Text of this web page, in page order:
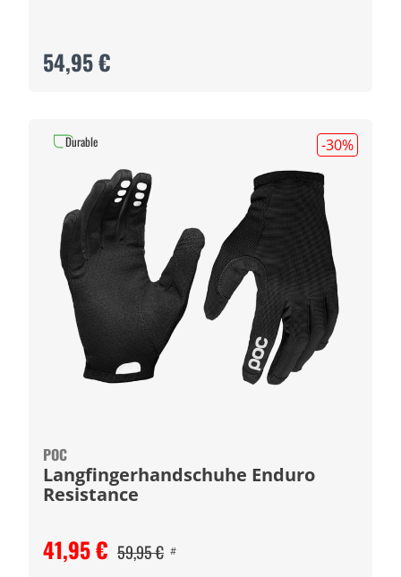
54,95 €
-30%
POC
Langfingerhandschuhe Enduro
Resistance
41,95 € 59,95 € #
Durable